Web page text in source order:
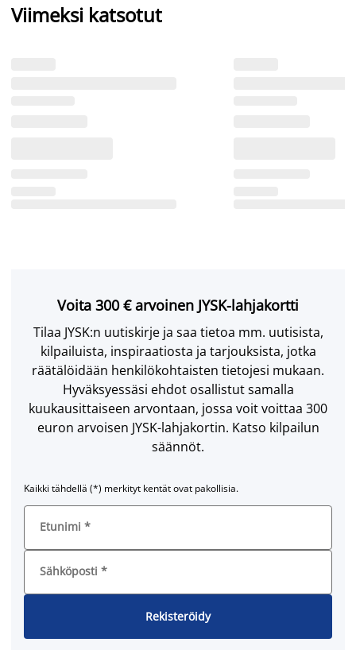
Viimeksi katsotut
Voita 300 € arvoinen JYSK-lahjakortti
Tilaa JYSK:n uutiskirje ja saa tietoa mm. uutisista,
kilpailuista, inspiraatiosta ja tarjouksista, jotka
räätälöidään henkilökohtaisten tietojesi mukaan.
Hyväksyessäsi ehdot osallistut samalla
kuukausittaiseen arvontaan, jossa voit voittaa 300
euron arvoisen JYSK-lahjakortin. Katso kilpailun
säännöt.
Kaikki tähdellä (*) merkityt kentät ovat pakollisia.
Etunimi *
Sähköposti *
Rekisteröidy